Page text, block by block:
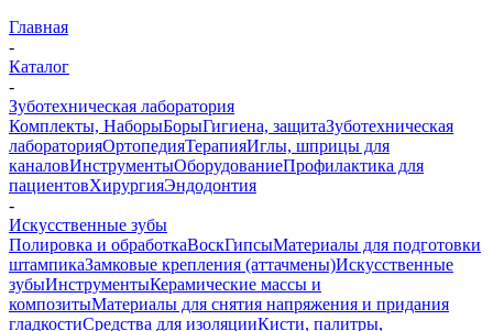
Главная
-
Каталог
-
Зуботехническая лаборатория
Комплекты, НаборыБорыГигиена, защитаЗуботехническая
лабораторияОртопедияТерапияИглы, шприцы для
каналовИнструментыОборудованиеПрофилактика для
пациентовХирургияЭндодонтия
-
Искусственные зубы
Полировка и обработкаВоскГипсыМатериалы для подготовки
штампикаЗамковые крепления (аттачмены)Искусственные
зубыИнструментыКерамические массы и
композитыМатериалы для снятия напряжения и придания
гладкостиСредства для изоляцииКисти, палитры,